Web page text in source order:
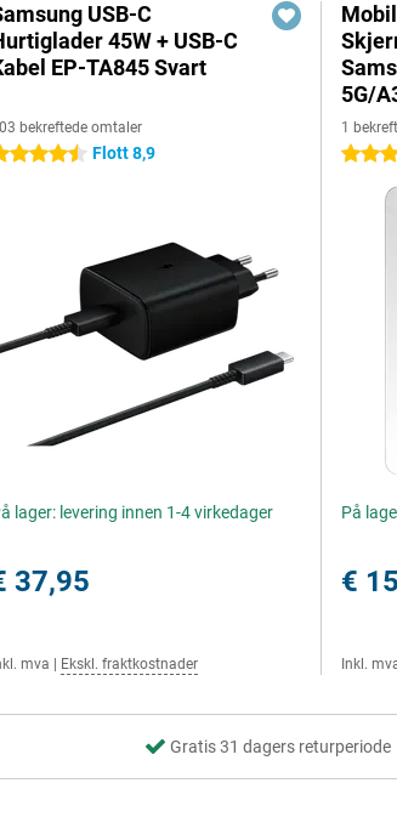
USB-C
45W + USB-C
EP-TA845 Svart
bekreftede omtaler
stjerner Flott 8,9
lager: levering innen 1-4 virkedager
37,95
mva Ekskl. fraktkostnader
5G/
1
4
På
€
Inkl.
Gratis 31 dagers returperiode